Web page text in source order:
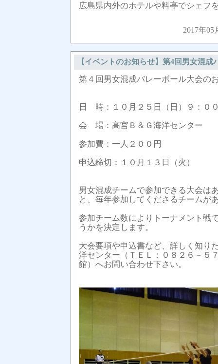
広島県内外のホテルや料亭でシェフ
2017年05
【イベントのお知らせ】第4回男女混成
第４回男女混成バレーボール大会の
日 時：１０月２５日（日）９：０
会 場：高宮Ｂ＆Ｇ海洋センター
参加費：一人２００円
申込締切：１０月１３日（火）
男女混成チームで参加できる大会は
と、毎年参加してくださるチームが
参加チーム数によりトーナメント戦
うかを決定します。
大会要項や申込書など、詳しく知り
洋センター（ＴＥＬ：０８２６－５
館）へお問い合わせ下さい。